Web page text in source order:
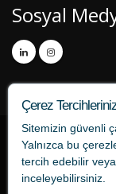
Sosyal
Çerez
Sitemizin güvenli
Yalnızca bu
tercih edebilir
inceleyebilirsiniz.